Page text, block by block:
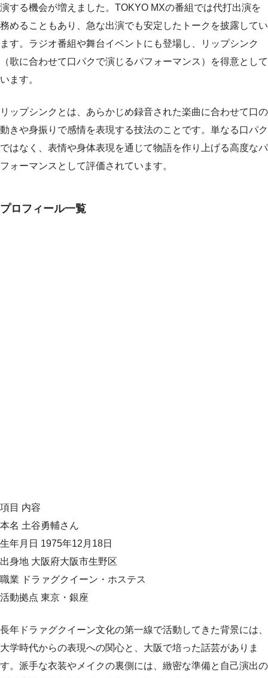
演する機会が増えました。TOKYO MXの番組では代打出演を
務めることもあり、急な出演でも安定したトークを披露してい
ます。ラジオ番組や舞台イベントにも登場し、リップシンク
（歌に合わせて口パクで演じるパフォーマンス）を得意として
います。
リップシンクとは、あらかじめ録音された楽曲に合わせて口の
動きや身振りで感情を表現する技法のことです。単なる口パク
ではなく、表情や身体表現を通じて物語を作り上げる高度なパ
フォーマンスとして評価されています。
プロフィール一覧
項目 内容
本名 土谷勇輔さん
生年月日 1975年12月18日
出身地 大阪府大阪市生野区
職業 ドラァグクイーン・ホステス
活動拠点 東京・銀座
長年ドラァグクイーン文化の第一線で活動してきた背景には、
大学時代からの表現への関心と、大阪で培った話芸がありま
す。派手な衣装やメイクの裏側には、緻密な準備と自己演出の